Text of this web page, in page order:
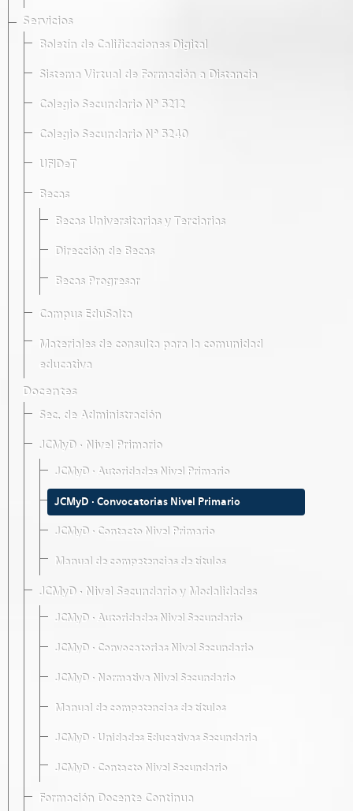
Servicios
Boletín de Calificaciones Digital
Sistema Virtual de Formación a Distancia
Colegio Secundario Nº 5212
Colegio Secundario Nº 5240
UFIDeT
Becas
Becas Universitarias y Terciarias
Dirección de Becas
Becas Progresar
Campus EduSalta
Materiales de consulta para la comunidad
educativa
Docentes
Sec. de Administración
JCMyD · Nivel Primario
JCMyD · Autoridades Nivel Primario
JCMyD · Convocatorias Nivel Primario
JCMyD · Contacto Nivel Primario
Manual de competencias de títulos
JCMyD · Nivel Secundario y Modalidades
JCMyD · Autoridades Nivel Secundario
JCMyD · Convocatorias Nivel Secundario
JCMyD · Normativa Nivel Secundario
Manual de competencias de títulos
JCMyD · Unidades Educativas Secundaria
JCMyD · Contacto Nivel Secundario
Formación Docente Continua